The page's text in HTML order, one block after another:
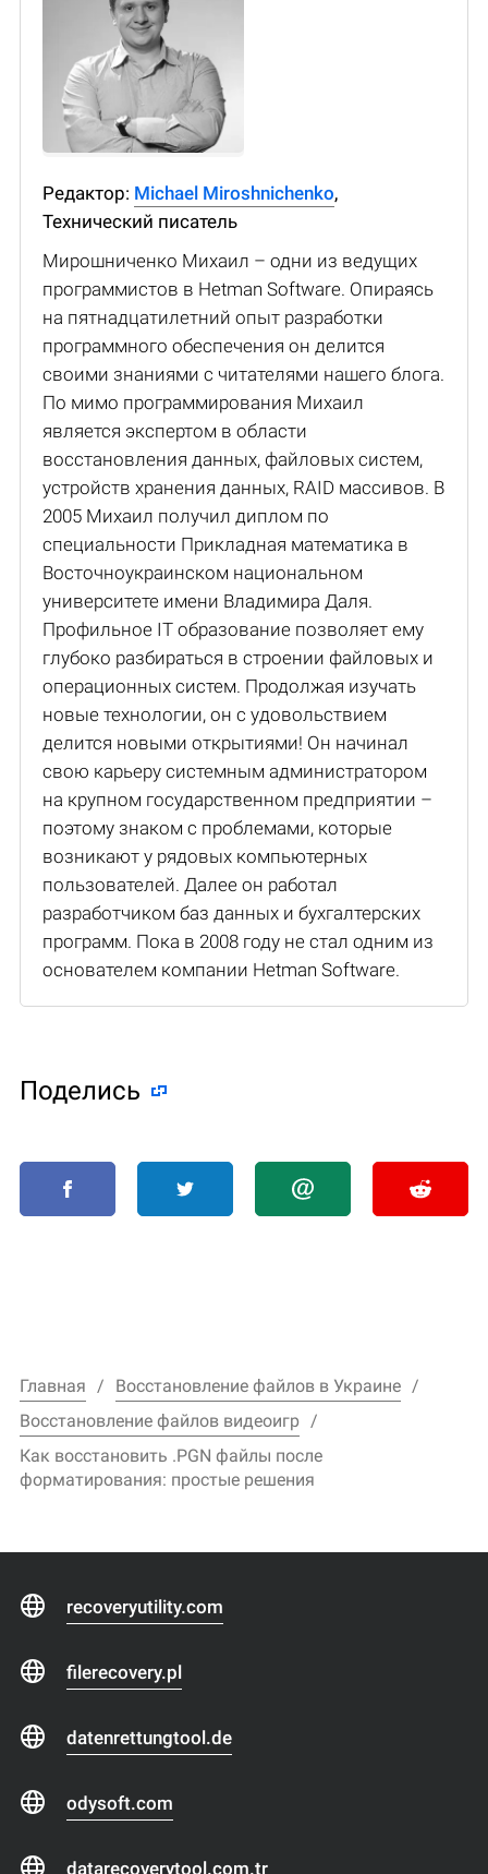
Редактор: Michael Miroshnichenko,
Технический писатель
Мирошниченко Михаил – одни из ведущих
программистов в Hetman Software. Опираясь
на пятнадцатилетний опыт разработки
программного обеспечения он делится
своими знаниями с читателями нашего блога.
По мимо программирования Михаил
является экспертом в области
восстановления данных, файловых систем,
устройств хранения данных, RAID массивов. В
2005 Михаил получил диплом по
специальности Прикладная математика в
Восточноукраинском национальном
университете имени Владимира Даля.
Профильное IT образование позволяет ему
глубоко разбираться в строении файловых и
операционных систем. Продолжая изучать
новые технологии, он с удовольствием
делится новыми открытиями! Он начинал
свою карьеру системным администратором
на крупном государственном предприятии –
поэтому знаком с проблемами, которые
возникают у рядовых компьютерных
пользователей. Далее он работал
разработчиком баз данных и бухгалтерских
программ. Пока в 2008 году не стал одним из
основателем компании Hetman Software.
Поделиcь
Главная
Восстановление файлов в Украине
Восстановление файлов видеоигр
Как восстановить .PGN файлы после
форматирования: простые решения
recoveryutility.com
filerecovery.pl
datenrettungtool.de
odysoft.com
datarecoverytool.com.tr